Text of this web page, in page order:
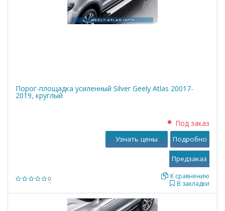
Порог-площадка усиленный Silver Geely Atlas 20017-
2019, круглый
0
Под заказ
В закладки
К сравнению
Узнать цены Подробно